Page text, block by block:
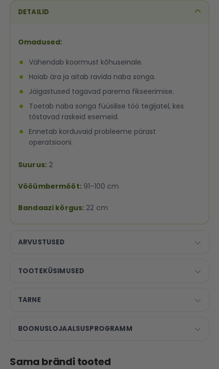
DETAILID
ARVUSTUSED
TOOTEKÜSIMUSED
TARNE
BOONUSLOJAALSUSPROGRAMM
Omadused:
Vähendab koormust kõhuseinale.
Hoiab ära ja aitab ravida naba songa.
Jäigastused tagavad parema fikseerimise.
Toetab naba songa füüsilise töö tegijatel, kes
tõstavad raskeid esemeid.
Ennetab korduvaid probleeme pärast
operatsiooni.
Suurus:2
Vööümbermõõt:91–100 cm
Bandaazi kõrgus: 22 cm
Sama brändi tooted